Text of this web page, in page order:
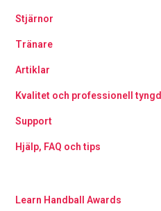
Stjärnor
Tränare
Artiklar
Kvalitet och professionell tyngd
Support
Hjälp, FAQ och tips
Learn Handball Awards